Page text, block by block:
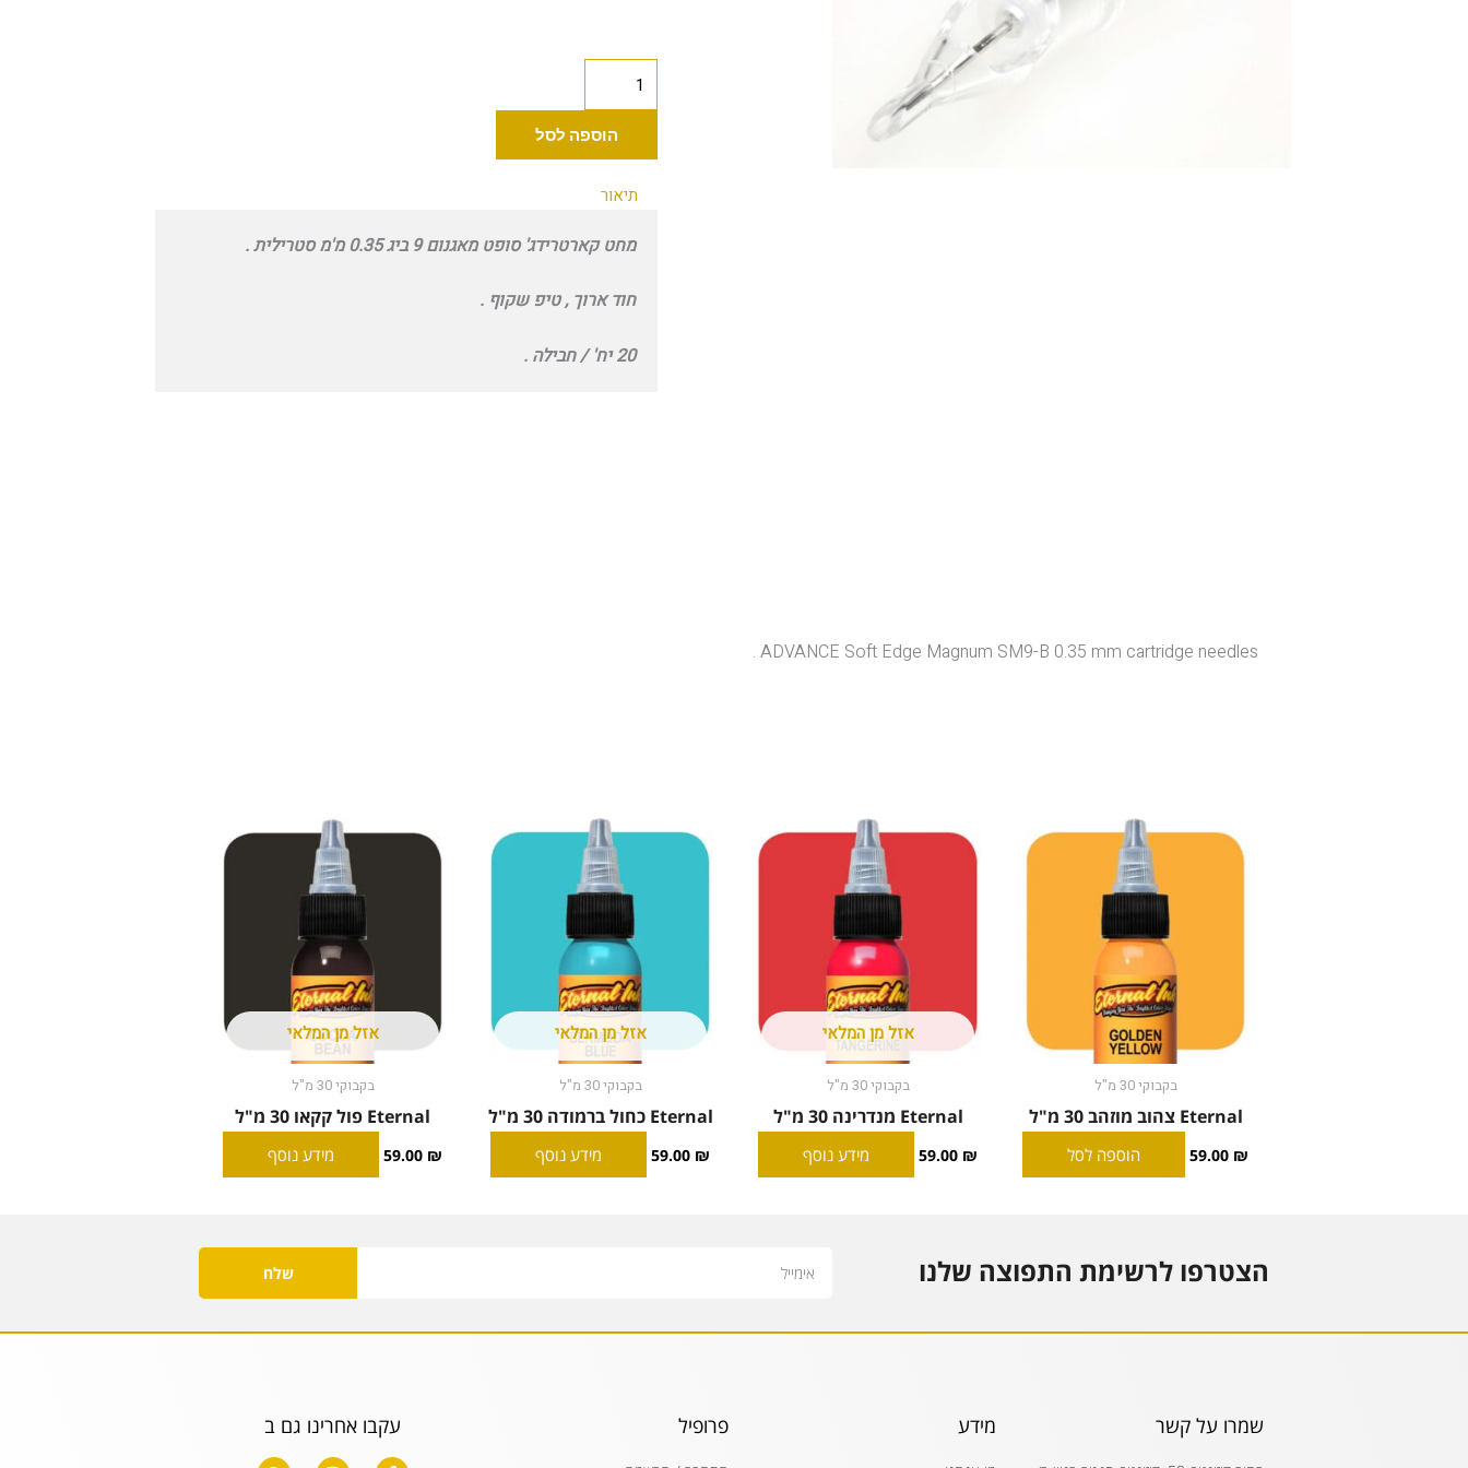
Advance
קרטרידג׳
סופט
0.35
הוספה לסל
תיאור
מחט קארטרידג' סופט מאגנום 9 ביג 0.35 מ'מ סטרילית .
חוד ארוך , טיפ שקוף .
20 יח' / חבילה .
ADVANCE Soft Edge Magnum SM9-B 0.35 mm cartridge needles .
בקבוקי 30 מ"ל
Eternal צהוב מוזהב 30 מ"ל
59.00 ₪ הוספה לסל
אזל מן המלאי
בקבוקי 30 מ"ל
Eternal מנדרינה 30 מ"ל
59.00 ₪ מידע נוסף
אזל מן המלאי
בקבוקי 30 מ"ל
Eternal כחול ברמודה 30 מ"ל
59.00 ₪ מידע נוסף
אזל מן המלאי
בקבוקי 30 מ"ל
Eternal פול קקאו 30 מ"ל
59.00 ₪ מידע נוסף
הצטרפו לרשימת התפוצה שלנו שלח
שמרו על קשר מידע פרופיל עקבו אחרינו גם ב